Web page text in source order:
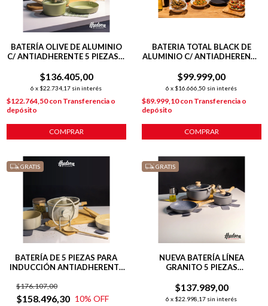
BATERÍA OLIVE DE ALUMINIO
C/ ANTIADHERENTE 5 PIEZAS +
$136.405,00
6 x $22.734,17 sin interés
$122.764,50con Transferencia o
depósito
COMPRAR
BATERIA TOTAL BLACK DE
ALUMINIO C/ ANTIADHERENTE
$99.999,00
6 x $16.666,50 sin interés
$89.999,10con Transferencia o
depósito
COMPRAR
GRATIS
BATERÍA DE 5 PIEZAS PARA
INDUCCIÓN ANTIADHERENTE
$158.496,30
$176.107,00
10% OFF
GRATIS
NUEVA BATERÍA LÍNEA
GRANITO 5 PIEZAS
$137.989,00
6 x $22.998,17 sin interés